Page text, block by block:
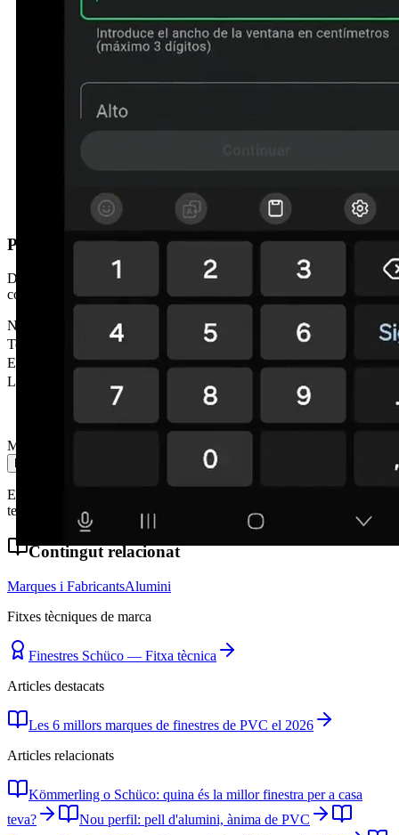
Prefereixes que et truquem?
Deixa'ns les teves dades i et contactem en menys de 24h. Sense
compromís.
Nom
Telèfon
Email
Localitat
Missatge
En enviar acceptes la nostra política de privacitat. No compartim les
teves dades amb tercers.
Contingut relacionat
Marques i FabricantsAlumini
Fitxes tècniques de marca
Finestres Schüco — Fitxa tècnica
Articles destacats
Les 6 millors marques de finestres de PVC el 2026
Articles relacionats
Kömmerling o Schüco: quina és la millor finestra per a casa
teva?
Nou perfil: pell d'alumini, ànima de PVC